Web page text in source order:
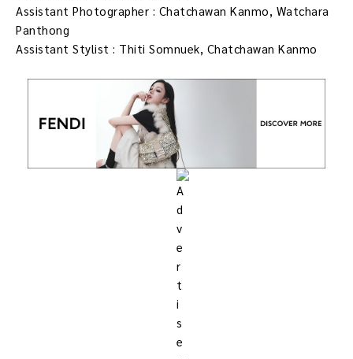
Assistant Photographer : Chatchawan Kanmo, Watchara
Panthong
Assistant Stylist : Thiti Somnuek, Chatchawan Kanmo